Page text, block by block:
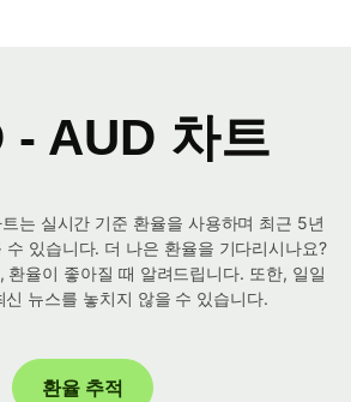
- AUD 차트
는 실시간 기준 환율을 사용하며 최근 5년
수 있습니다. 더 나은 환율을 기다리시나요?
환율이 좋아질 때 알려드립니다. 또한, 일일
신 뉴스를 놓치지 않을 수 있습니다.
환율 추적